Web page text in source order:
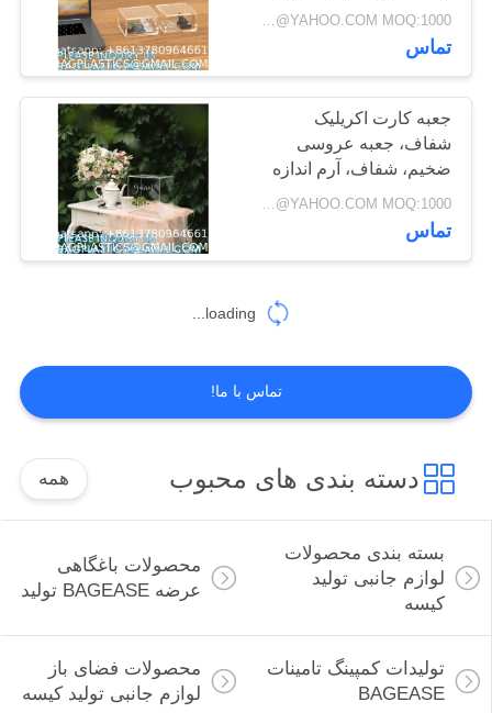
تولیدات متحرک
عرضه های
BAGEASE
45
محصولات ورزشی،
59
محصولات سالن اسپا،
لوازم، تولیدی بِیج‌اِیس
12
تزئینی با درب، قابل انباشته
شدن
Negotiable BAGPLASTICS@YAHOO.COM MOQ:1000 قطعه اسکایپ: mydearneil
تماس
جعبه کارت اکریلیک
شفاف، جعبه عروسی
ضخیم، شفاف، آرم اندازه
سفارشی، برای تزئین
نمایشگر
Negotiable BAGPLASTICS@YAHOO.COM MOQ:1000 قطعه اسکایپ: mydearneil
تماس
loading...
تماس با ما!
دسته بندی های محبوب همه
بسته بندی محصولات
لوازم جانبی تولید
کیسه
محصولات باغگاهی
عرضه BAGEASE تولید
تولیدات کمپینگ تامینات
BAGEASE
محصولات فضای باز
لوازم جانبی تولید کیسه